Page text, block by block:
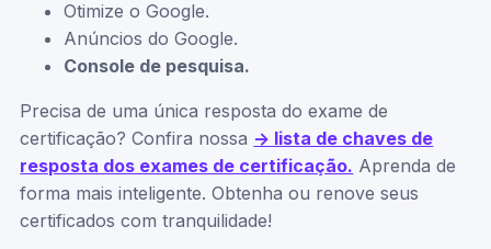
Otimize o Google.
Anúncios do Google.
Console de pesquisa.
Precisa de uma única resposta do exame de
certificação? Confira nossa -> lista de chaves de
resposta dos exames de certificação. Aprenda de
forma mais inteligente. Obtenha ou renove seus
certificados com tranquilidade!